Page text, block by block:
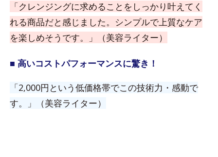
「クレンジングに求めることをしっかり叶えてく
れる商品だと感じました。シンプルで上質なケア
を楽しめそうです。」（美容ライター）
■ 高いコストパフォーマンスに驚き！
「2,000円という低価格帯でこの技術力・感動で
す。」（美容ライター）